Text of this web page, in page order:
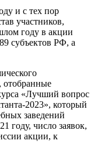
и с тех пор
участников,
году в акции
субъектов РФ, а
отобранные
«Лучший вопрос
2023», который
заведений
году, число заявок,
акции, к